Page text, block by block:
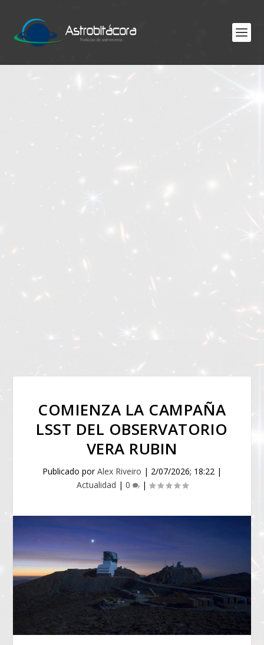
COMIENZA LA CAMPAÑA
LSST DEL OBSERVATORIO
VERA RUBIN
Publicado porAlex Riveiro | 2/07/2026; 18:22 |
Actualidad | 0 |